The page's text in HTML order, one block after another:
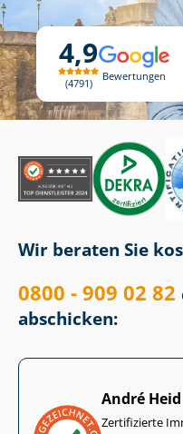
4,9
4791
Bewertungen
Wir beraten Sie
0800 - 909 02 82
abschicken:
André Heid
Zertifizierte